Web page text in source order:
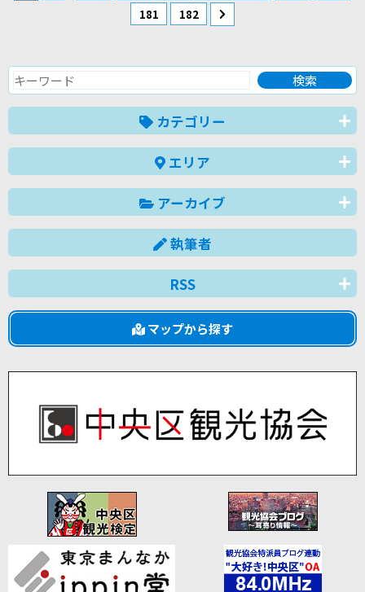
181
182
カテゴリー
エリア
アーカイブ
執筆者
RSS
マップから探す